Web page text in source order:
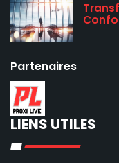
Partenaires
LIENS UTILES